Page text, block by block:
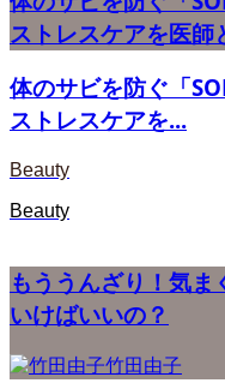
ストレスケアを医師
体のサビを防ぐ「
ストレスケアを...
Beauty
Beauty
もううんざり！気
いけばいいの？
竹田由子